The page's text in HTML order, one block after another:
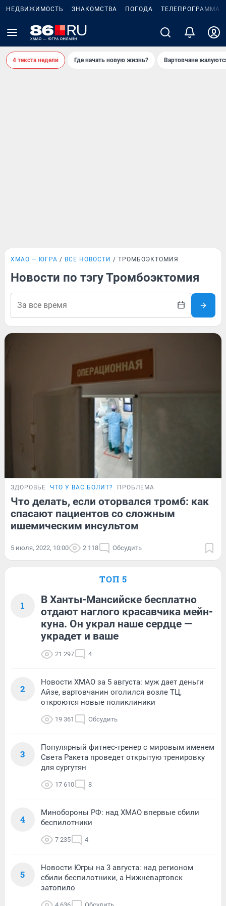
НЕДВИЖИМОСТЬ ЗНАКОМСТВА ПОГОДА ТЕЛЕПРОГРАММА
4 текста недели Где начать новую жизнь? Вартовчане
ХМАО — ЮГРА ВСЕ НОВОСТИ ТРОМБОЭКТОМИЯ
Новости по тэгу Тромбоэктомия
ЗДОРОВЬЕ ЧТО У ВАС БОЛИТ? ПРОБЛЕМА
Что делать, если оторвался тромб: как
спасают пациентов со сложным
ишемическим инсультом
5 июля, 2022, 10:00 2 118 Обсудить
ТОП 5
1
В Ханты-Мансийске бесплатно
отдают наглого красавчика мейн-
куна. Он украл наше сердце —
украдет и ваше
21 297 4
2
Новости ХМАО за 5 августа: муж дает деньги
Айзе, вартовчанин оголился возле ТЦ,
откроются новые поликлиники
19 361 Обсудить
3
Популярный фитнес-тренер с мировым именем
Света Ракета проведет открытую тренировку
для сургутян
17 610 8
4
Минобороны РФ: над ХМАО впервые сбили
беспилотники
7 235 4
5
Новости Югры на 3 августа: над регионом
сбили беспилотники, а Нижневартовск
затопило